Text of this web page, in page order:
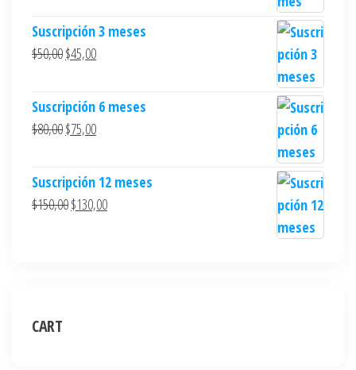
Suscripción 3 meses
$50,00$45,00
Suscripción 6 meses
$80,00$75,00
Suscripción 12 meses
$150,00$130,00
CART